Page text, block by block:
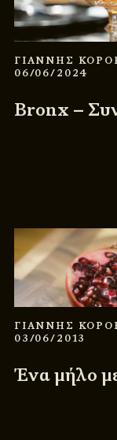
ΓΙΑΝΝΗΣ
06/06/2024
Bronx –
ΓΙΑΝΝΗΣ
03/06/2013
Ένα μήλο